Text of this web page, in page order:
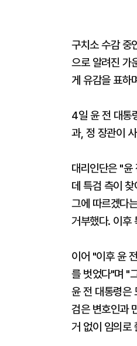
구치소 수감 중
으로 알려진 가
게 유감을 표하
4일 윤 전 대통
과, 정 장관이
대리인단은 "윤
데 특검 측이
그에 따르겠다
거부했다. 이후
이어 "이후 윤
를 벗었다"며 "
윤 전 대통령은
검은 변호인과
거 없이 임의로